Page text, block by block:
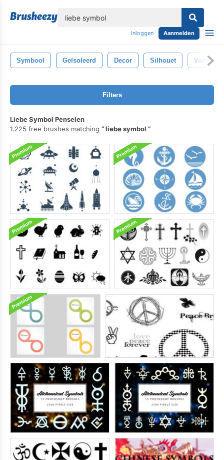
Inloggen Aanmelden
Symbool Geïsoleerd Decor Silhouet Vorm
Filters
Liebe Symbol Penselen
1.225 free brushes matching
liebe symbol